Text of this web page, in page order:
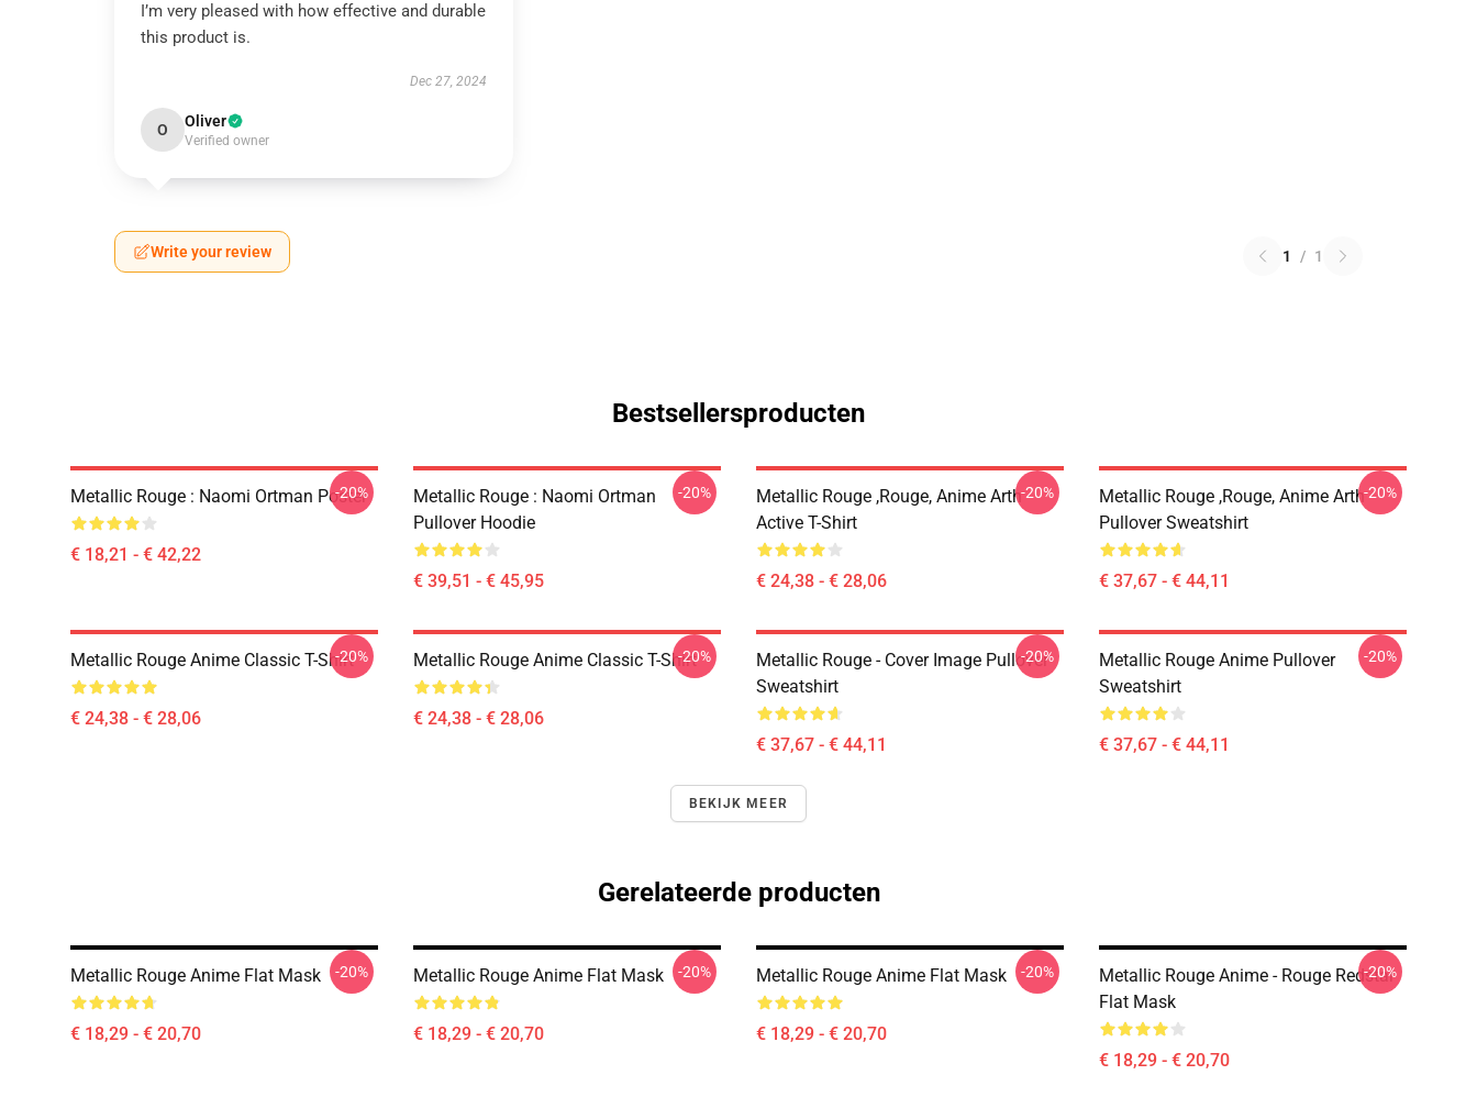
I’m very pleased with how effective and durable
this product is.
Dec 27, 2024
O Oliver
Verified owner
Write your review 1 / 1
Bestsellersproducten
Metallic Rouge : Naomi Ortman Poster
€ 18,21 - € 42,22
-20%
Metallic Rouge : Naomi Ortman
Pullover Hoodie
€ 39,51 - € 45,95
-20%
Metallic Rouge ,rouge, Anime Arth
Active T-Shirt
€ 24,38 - € 28,06
-20%
Metallic Rouge ,rouge, Anime Arth
Pullover Sweatshirt
€ 37,67 - € 44,11
-20%
Metallic Rouge Anime Classic T-Shirt
€ 24,38 - € 28,06
-20% Metallic Rouge Anime Classic T-Shirt
€ 24,38 - € 28,06
-20%
Metallic Rouge - Cover Image Pullover
Sweatshirt
€ 37,67 - € 44,11
-20%
Metallic Rouge Anime Pullover
Sweatshirt
€ 37,67 - € 44,11
-20%
BEKIJK MEER
Gerelateerde producten
Metallic Rouge Anime Flat Mask
€ 18,29 - € 20,70
-20% Metallic Rouge Anime Flat Mask
€ 18,29 - € 20,70
-20% Metallic Rouge Anime Flat Mask
€ 18,29 - € 20,70
-20%
Metallic Rouge Anime - Rouge Redstar
Flat Mask
€ 18,29 - € 20,70
-20%